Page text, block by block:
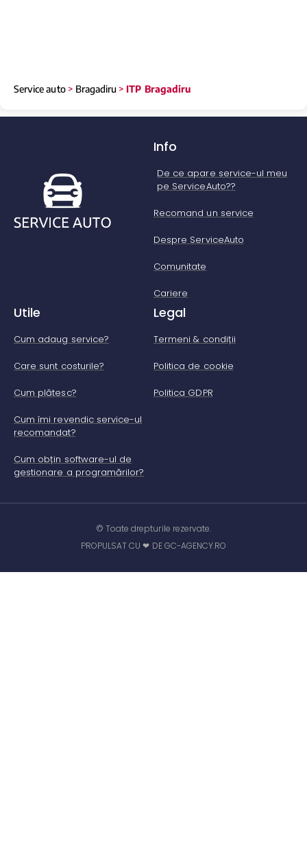
Service auto> Bragadiru > ITP Bragadiru
Info
De ce apare service-ul meu
pe ServiceAuto??
Recomand un service
Despre ServiceAuto
Comunitate
Cariere
Utile
Cum adaug service?
Care sunt costurile?
Cum plătesc?
Cum îmi revendic service-ul
recomandat?
Cum obțin software-ul de
gestionare a programărilor?
Legal
Termeni & condiții
Politica de cookie
Politica GDPR
© Toate drepturile rezervate.
PROPULSAT CU ❤ DE GC-AGENCY.RO